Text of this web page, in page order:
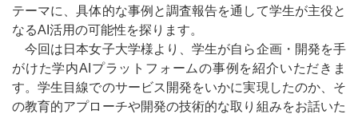
テーマに、具体的な事例と調査報告を通して学生が主役と
なるAI活用の可能性を探ります。
今回は日本女子大学様より、学生が自ら企画・開発を手
がけた学内AIプラットフォームの事例を紹介いただきま
す。学生目線でのサービス開発をいかに実現したのか、そ
の教育的アプローチや開発の技術的な取り組みをお話いた